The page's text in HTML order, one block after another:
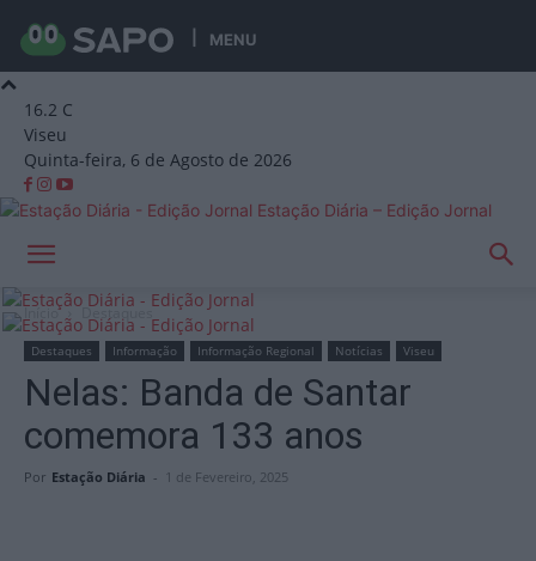
MENU
16.2 C
Viseu
Quinta-feira, 6 de Agosto de 2026
Estação Diária – Edição Jornal
Início Destaques
Destaques Informação Informação Regional Notícias Viseu
Nelas: Banda de Santar
comemora 133 anos
Por Estação Diária - 1 de Fevereiro, 2025